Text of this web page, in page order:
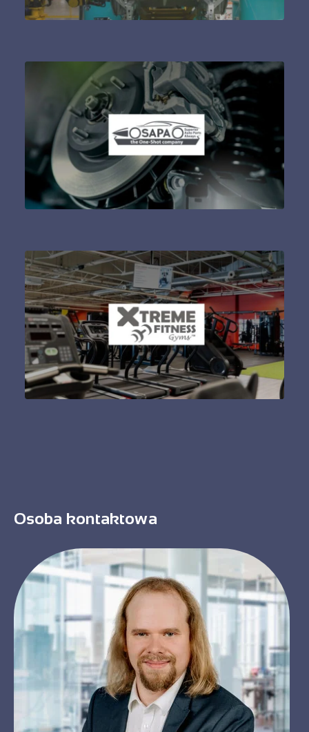
Osoba kontaktowa